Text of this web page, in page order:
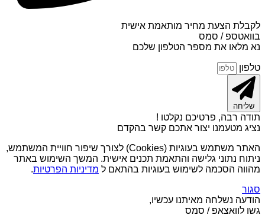
לקבלת הצעת מחיר מותאמת אישית
בוואטספ / סמס
נא מלאו את מספר הטלפון שלכם
טלפון
שליחה
תודה רבה, פרטיכם נקלטו !
נציג מטעמנו יצור אתכם קשר בהקדם
האתר משתמש בעוגיות (Cookies) לצורך שיפור חוויית המשתמש,
ניתוח נתוני גלישה והתאמת תכנים אישית. המשך השימוש באתר
מהווה הסכמה לשימוש בעוגיות בהתאם ל מדיניות הפרטיות.
סגור
הודעה נשלחה מאיתנו עכשיו,
גשו לוואצאפ / סמס